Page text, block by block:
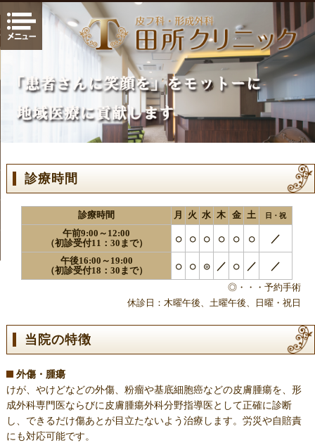
ごあいさつ
診療案内
院内・設備
地図・アクセス
る
診療時間
診療時間 月 火 水 木 金 土 日・祝
午前9:00 ～ 12:00
（初診受付11：30 まで） ○ ○ ○ ○ ○ ○ ／
午後16:00 ～ 19:00
（初診受付18：30 まで） ○ ○ ◎ ／ ○ ／ ／
◎・・・予約手術
休診日：木曜午後、土曜午後、日曜・祝日
当院の特徴
外傷・腫瘍
けが、やけどなどの外傷、粉瘤や基底細胞癌などの皮膚腫瘍を、形
成外科専門医ならびに皮膚腫瘍外科分野指導医として正確に診断
し、できるだけ傷あとが目立たないよう治療します。労災や自賠責
にも対応可能です。